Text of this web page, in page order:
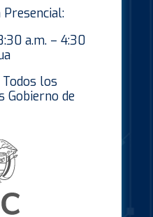
a.m. – 4:30
los
Gobierno de